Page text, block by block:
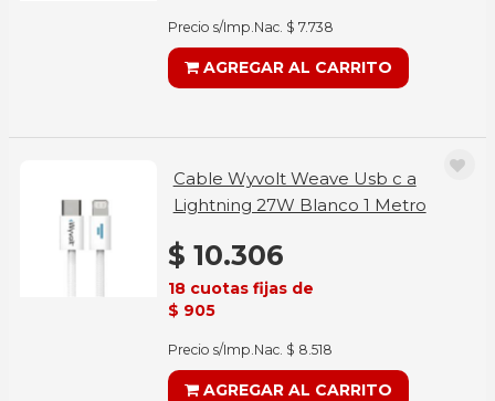
Precio s/Imp.Nac. $ 7.738
AGREGAR AL CARRITO
Cable Wyvolt Weave Usb c a
Lightning 27W Blanco 1 Metro
$ 10.306
18 cuotas fijas de
$ 905
Precio s/Imp.Nac. $ 8.518
AGREGAR AL CARRITO